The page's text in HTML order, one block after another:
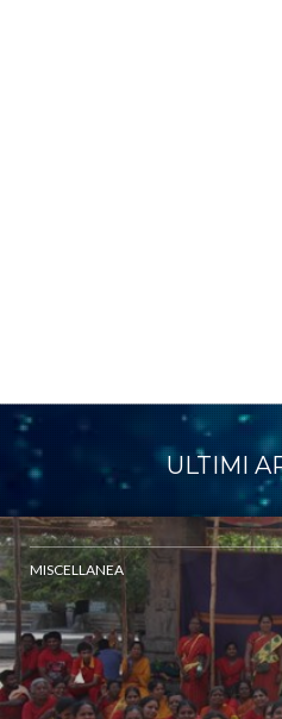
ULTIMI
MISCELLANEA